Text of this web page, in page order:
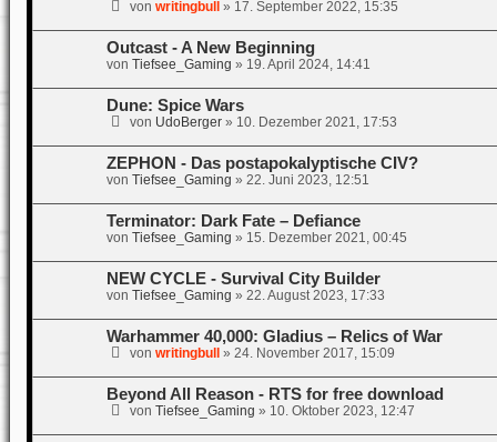
von writingbull » 17. September 2022, 15:35
Outcast - A New Beginning
von Tiefsee_Gaming » 19. April 2024, 14:41
Dune: Spice Wars
von UdoBerger» 10. Dezember 2021, 17:53
ZEPHON - Das postapokalyptische CIV?
von Tiefsee_Gaming » 22. Juni 2023, 12:51
Terminator: Dark Fate – Defiance
von Tiefsee_Gaming » 15. Dezember 2021, 00:45
NEW CYCLE - Survival City Builder
von Tiefsee_Gaming » 22. August 2023, 17:33
Warhammer 40,000: Gladius – Relics of War
von writingbull » 24. November 2017, 15:09
Beyond All Reason - RTS for free download
von Tiefsee_Gaming » 10. Oktober 2023, 12:47